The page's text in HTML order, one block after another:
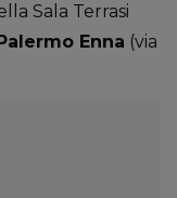
Sala Terrasi
Enna (via